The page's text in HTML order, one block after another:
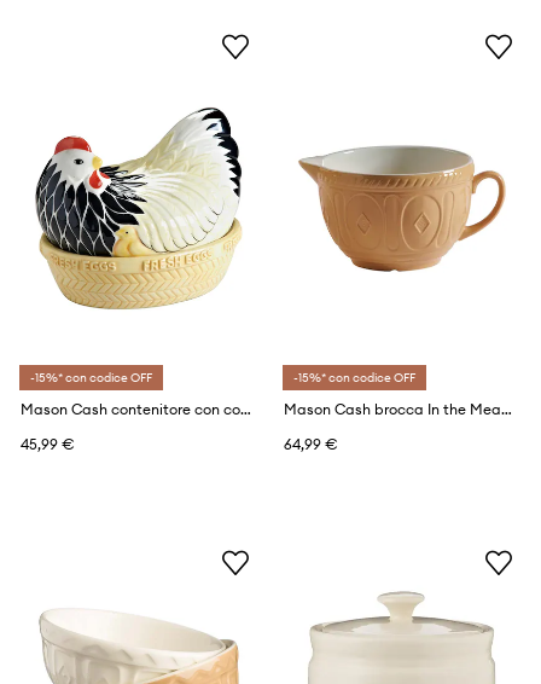
-15%* con codice OFF
Mason Cash contenitore con copperchio
45,99 €
-15%* con codice OFF
Mason Cash brocca In the Meadow 1,9 L
64,99 €